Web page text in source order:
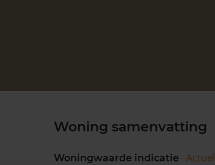
Woning samenvatting
Woningwaarde indicatie